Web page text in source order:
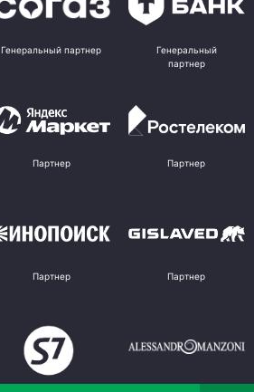
Генеральный партнер
Генеральный
партнер
Партнер Партнер
Партнер Партнер